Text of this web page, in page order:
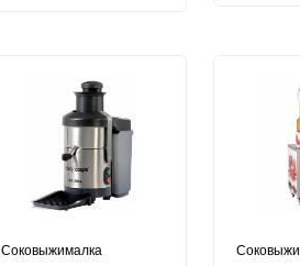
Соковыжималка